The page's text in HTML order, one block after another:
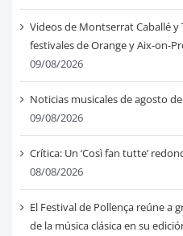
Videos de Montserrat Caballé y
festivales de Orange y Aix-on-
09/08/2026
Noticias musicales de agosto
09/08/2026
Crítica: Un ‘Così fan tutte’
08/08/2026
El Festival de Pollença reúne a
de la música clásica en su